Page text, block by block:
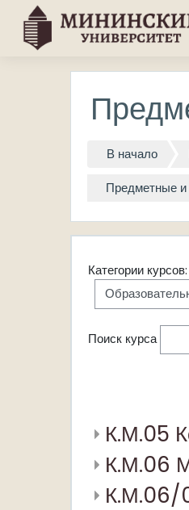
Перейти к основному
В начало
Предметные и
Категории курсов:
Поиск курса
К.М.05
К.М.06
К.М.06/